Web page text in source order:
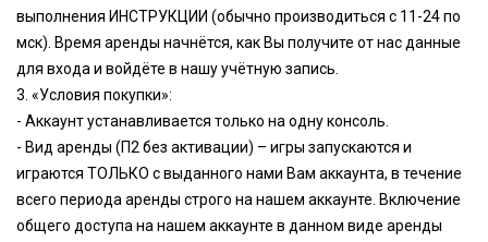
выполнения ИНСТРУКЦИИ (обычно производиться с 11-24 по
мск). Время аренды начнётся, как Вы получите от нас данные
для входа и войдёте в нашу учётную запись.
3. «Условия покупки»:
- Аккаунт устанавливается только на одну консоль.
- Вид аренды (П2 без активации) – игры запускаются и
играются ТОЛЬКО с выданного нами Вам аккаунта, в течение
всего периода аренды строго на нашем аккаунте. Включение
общего доступа на нашем аккаунте в данном виде аренды